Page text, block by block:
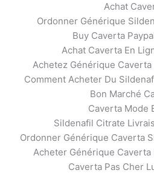
Achat
Ordonner Générique
Buy Caverta
Achat Caverta En
Achetez Générique
Comment Acheter Du
Bon Marché
Caverta Mode
Sildenafil Citrate
Ordonner Générique Caverta
Acheter Générique
Caverta Pas Cher